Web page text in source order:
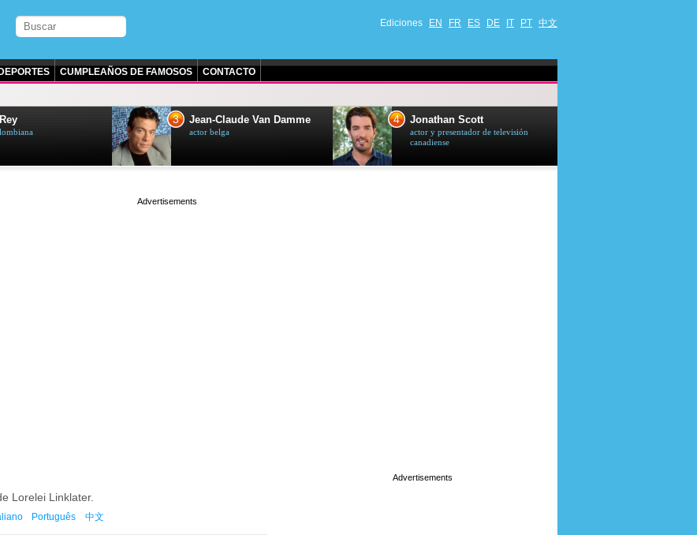
Ediciones EN FR ES DE IT PT 中文
DEPORTES CUMPLEAÑOS DE FAMOSOS CONTACTO
3 Jean-Claude Van Damme
actor belga
4 Jonathan Scott
actor y presentador de televisión
canadiense
Lorelei Linklater.
Português 中文